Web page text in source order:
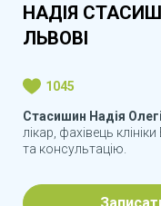
НАДІЯ
ЛЬВОВІ
1045
Стасишин Надія
лікар, фахівець
та консультацію.